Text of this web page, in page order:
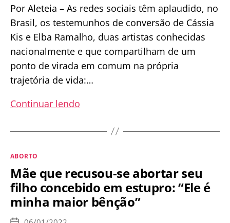
Por Aleteia – As redes sociais têm aplaudido, no
Brasil, os testemunhos de conversão de Cássia
Kis e Elba Ramalho, duas artistas conhecidas
nacionalmente e que compartilham de um
ponto de virada em comum na própria
trajetória de vida:…
Continuar lendo
uma
comum:
a
Luta
Categorias
ABORTO
Mãe que recusou-se abortar seu
filho concebido em estupro: “Ele é
minha maior bênção”